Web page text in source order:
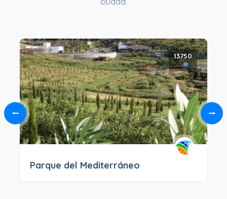
13750
Parque del Mediterráneo